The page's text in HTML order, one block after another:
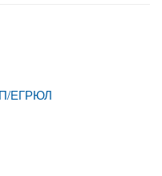
ЕГРЮЛ